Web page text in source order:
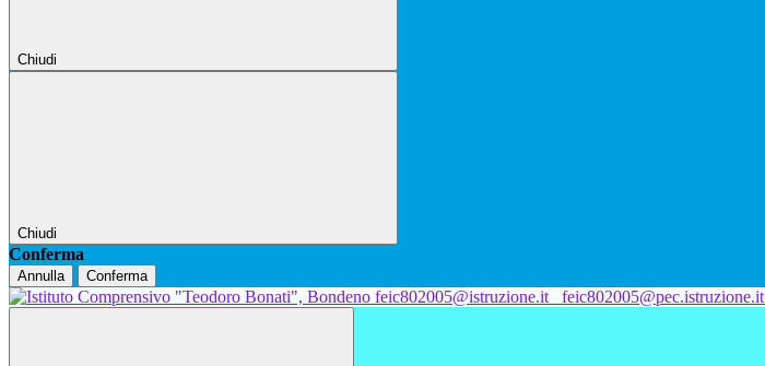
Chiudi
Chiudi
Conferma
Annulla Conferma
feic802005@istruzione.it feic802005@pec.istruzione.it